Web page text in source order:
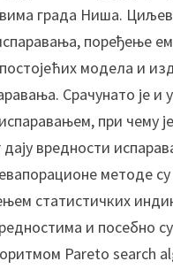
града Ниша.
поређење
модела и
Срачунато је и
при чему
вредности
методе
статистичких
и посебно
Pareto search